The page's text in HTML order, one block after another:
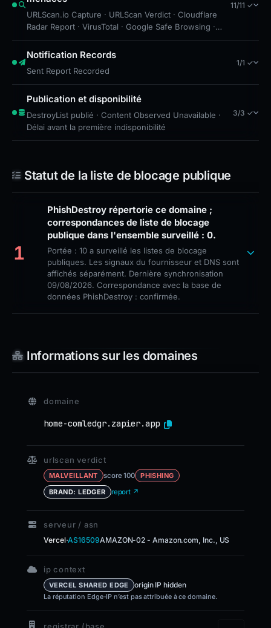
URLScan.io Capture · URLScan Verdict · Cloudflare
Radar Report · VirusTotal · Google Safe Browsing ·
robots.txt Found · Sitemap: 1 pages · Brand
Impersonation · Forensic Evidence Collected ·
increased by 9
11/11 ✓
Notification Records
Sent Report Recorded
1/1 ✓
Publication et disponibilité
DestroyList publié · Content Observed Unavailable ·
Délai avant la première indisponibilité
3/3 ✓
Statut de la liste de blocage publique
1
PhishDestroy répertorie ce domaine ;
correspondances de liste de blocage
publique dans l'ensemble surveillé : 0.
Portée : 10 a surveillé les listes de blocage
publiques. Les signaux du fournisseur et DNS sont
affichés séparément. Dernière synchronisation
09/08/2026. Correspondance avec la base de
données PhishDestroy : confirmée.
Informations sur les domaines
domaine
home-comledgr.zapier.app
urlscan verdict
MALVEILLANT score 100
PHISHING
BRAND: LEDGER
report ↗
serveur / asn
Vercel·AS16509AMAZON-02 - Amazon.com, Inc., US
ip context
VERCEL SHARED EDGE origin IP hidden
La réputation Edge-IP n’est pas attribuée à ce domaine.